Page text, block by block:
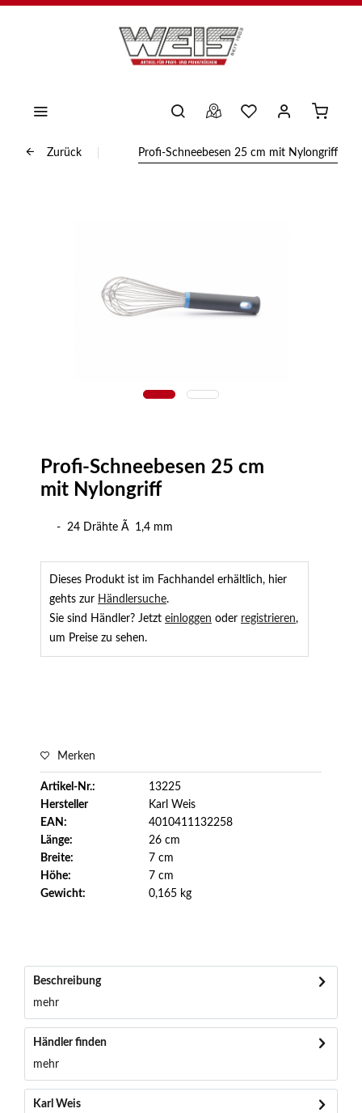
Zurück Profi-Schneebesen 25 cm mit Nylongriff
Profi-Schneebesen 25 cm
mit Nylongriff
- 24 Drähte Ã 1,4 mm
Dieses Produkt ist im Fachhandel erhältlich, hier
gehts zur Händlersuche.
Sie sind Händler? Jetzt einloggen oder registrieren,
um Preise zu sehen.
Merken
Artikel-Nr.:
13225
Hersteller
Karl Weis
EAN:
4010411132258
Länge:
26 cm
Breite:
7 cm
Höhe:
7 cm
Gewicht:
0,165 kg
Beschreibung
mehr
Händler finden
mehr
Karl Weis